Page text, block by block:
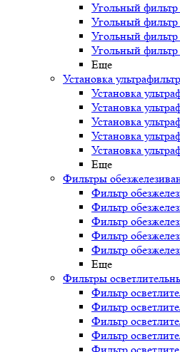
Угольный
Угольный
Угольный
Угольный
Еще
Установка
Установка
Установка
Установка
Установка
Установка
Еще
Фильтры
Фильтр
Фильтр
Фильтр
Фильтр
Фильтр
Еще
Фильтры
Фильтр
Фильтр
Фильтр
Фильтр